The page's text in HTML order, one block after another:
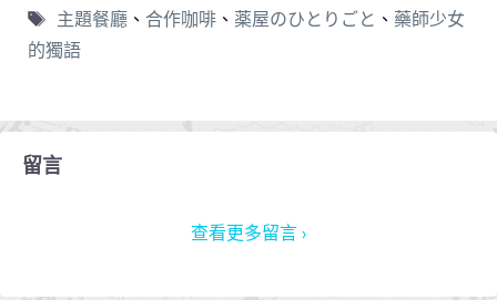
主題餐廳、 合作咖啡、 薬屋のひとりごと 、 藥師少女
的獨語
留言
查看更多留言 ›